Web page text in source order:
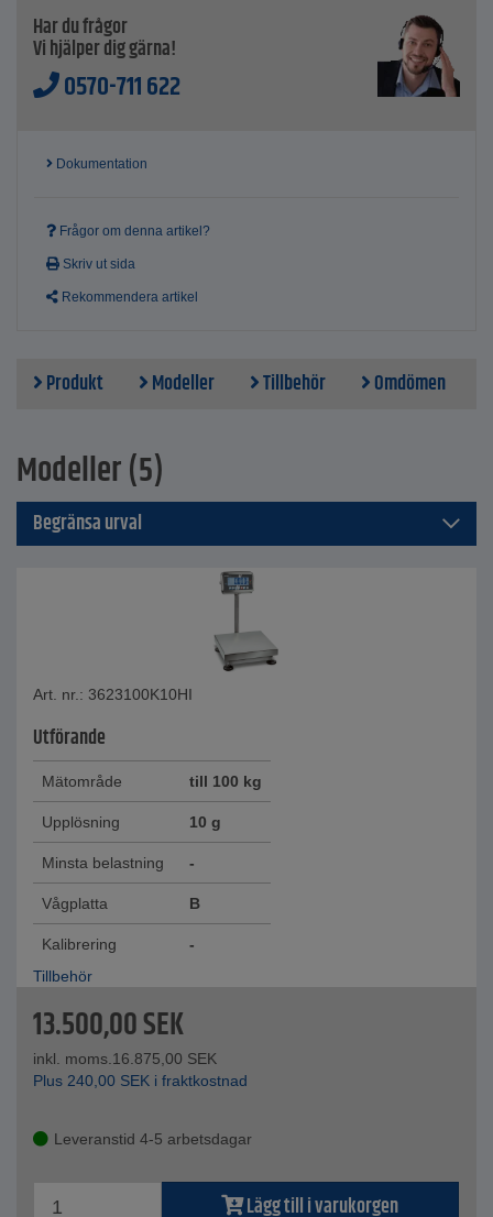
Kabellängd - 1,7 m
Mätområde - 1 g till 120 kg
Upplösning - 1 till 50 g
Har du frågor
Vi hjälper dig gärna!
0570-711 622
Dokumentation
Frågor om denna artikel?
Skriv ut sida
Rekommendera artikel
Produkt Modeller Tillbehör Omdömen
Modeller (5)
Begränsa urval
Art. nr.: 3623100K10HI
Utförande
Mätområde till 100 kg
Upplösning 10 g
Minsta belastning -
Vågplatta B
Kalibrering
-
Tillbehör
13.500,00SEK
inkl. moms.16.875,00 SEK
Plus 240,00 SEK i fraktkostnad
Leveranstid 4-5 arbetsdagar
Lägg till i varukorgen